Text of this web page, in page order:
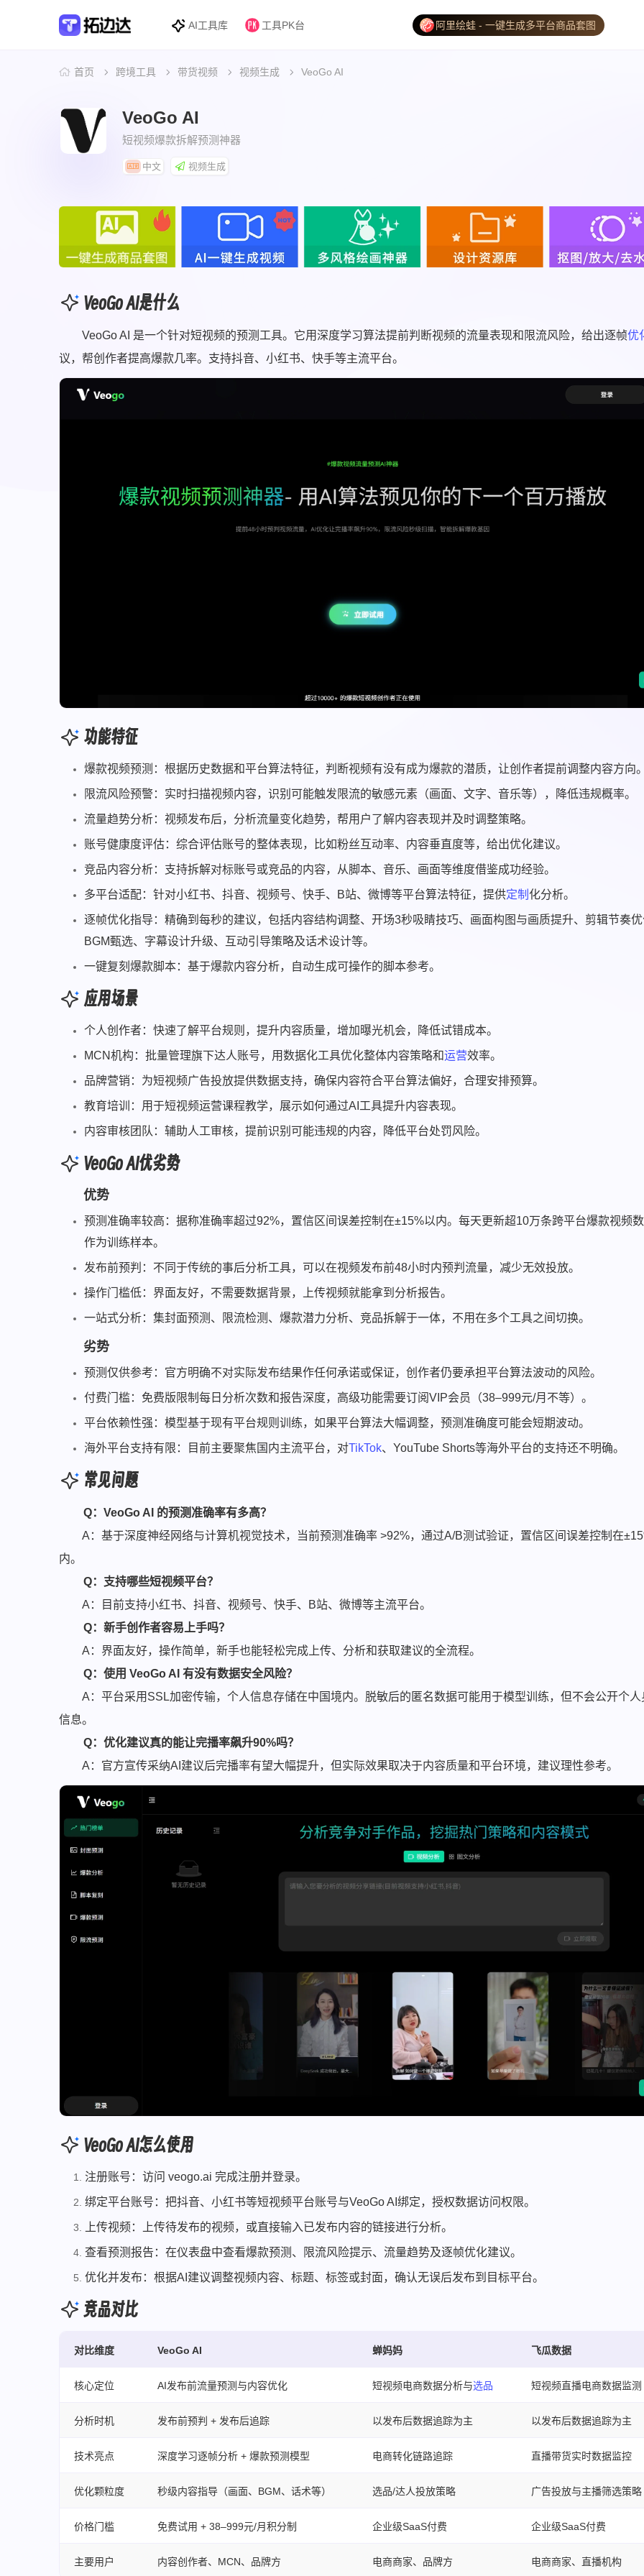
AI工具库 工具PK台 阿里绘蛙 - 一键生成多平台商品套图
首页 跨境工具 带货视频 视频生成 VeoGo AI
VeoGo AI
短视频爆款拆解预测神器
中文 视频生成
VeoGo AI是什么
VeoGo AI 是一个针对短视频的预测工具。它用深度学习算法提前判断视频的流量表现和限流风险，给出逐帧优
议，帮创作者提高爆款几率。支持抖音、小红书、快手等主流平台。
功能特征
爆款视频预测：根据历史数据和平台算法特征，判断视频有没有成为爆款的潜质，让创作者提前调整内容方向
限流风险预警：实时扫描视频内容，识别可能触发限流的敏感元素（画面、文字、音乐等），降低违规概率。
流量趋势分析：视频发布后，分析流量变化趋势，帮用户了解内容表现并及时调整策略。
账号健康度评估：综合评估账号的整体表现，比如粉丝互动率、内容垂直度等，给出优化建议。
竞品内容分析：支持拆解对标账号或竞品的内容，从脚本、音乐、画面等维度借鉴成功经验。
多平台适配：针对小红书、抖音、视频号、快手、B站、微博等平台算法特征，提供定制 化分析。
逐帧优化指导：精确到每秒的建议，包括内容结构调整、开场3秒吸睛技巧、画面构图与画质提升、剪辑节奏
BGM甄选、字幕设计升级、互动引导策略及话术设计等。
一键复刻爆款脚本：基于爆款内容分析，自动生成可操作的脚本参考。
应用场景
个人创作者：快速了解平台规则，提升内容质量，增加曝光机会，降低试错成本。
MCN机构：批量管理旗下达人账号，用数据化工具优化整体内容策略和运营效率。
品牌营销：为短视频广告投放提供数据支持，确保内容符合平台算法偏好，合理安排预算。
教育培训：用于短视频运营课程教学，展示如何通过AI工具提升内容表现。
内容审核团队：辅助人工审核，提前识别可能违规的内容，降低平台处罚风险。
VeoGo AI优劣势
优势
预测准确率较高：据称准确率超过92%，置信区间误差控制在±15%以内。每天更新超10万条跨平台爆款视频
作为训练样本。
发布前预判：不同于传统的事后分析工具，可以在视频发布前48小时内预判流量，减少无效投放。
操作门槛低：界面友好，不需要数据背景，上传视频就能拿到分析报告。
一站式分析：集封面预测、限流检测、爆款潜力分析、竞品拆解于一体，不用在多个工具之间切换。
劣势
预测仅供参考：官方明确不对实际发布结果作任何承诺或保证，创作者仍要承担平台算法波动的风险。
付费门槛：免费版限制每日分析次数和报告深度，高级功能需要订阅VIP会员（38–999元/月不等）。
平台依赖性强：模型基于现有平台规则训练，如果平台算法大幅调整，预测准确度可能会短期波动。
海外平台支持有限：目前主要聚焦国内主流平台，对TikTok、YouTube Shorts等海外平台的支持还不明确。
常见问题
Q：VeoGo AI 的预测准确率有多高？
A：基于深度神经网络与计算机视觉技术，当前预测准确率 >92%，通过A/B测试验证，置信区间误差控制在
内。
Q：支持哪些短视频平台？
A：目前支持小红书、抖音、视频号、快手、B站、微博等主流平台。
Q：新手创作者容易上手吗？
A：界面友好，操作简单，新手也能轻松完成上传、分析和获取建议的全流程。
Q：使用 VeoGo AI 有没有数据安全风险？
A：平台采用SSL加密传输，个人信息存储在中国境内。脱敏后的匿名数据可能用于模型训练，但不会公开个人
信息。
Q：优化建议真的能让完播率飙升90%吗？
A：官方宣传采纳AI建议后完播率有望大幅提升，但实际效果取决于内容质量和平台环境，建议理性参考。
VeoGo AI怎么使用
注册账号：访问 veogo.ai 完成注册并登录。
绑定平台账号：把抖音、小红书等短视频平台账号与VeoGo AI绑定，授权数据访问权限。
上传视频：上传待发布的视频，或直接输入已发布内容的链接进行分析。
查看预测报告：在仪表盘中查看爆款预测、限流风险提示、流量趋势及逐帧优化建议。
优化并发布：根据AI建议调整视频内容、标题、标签或封面，确认无误后发布到目标平台。
竞品对比
对比维度 VeoGo AI 蝉妈妈 飞瓜数据
核心定位 AI发布前流量预测与内容优化 短视频电商数据分析与选品 短视频直播电商数据监测
分析时机 发布前预判 + 发布后追踪 以发布后数据追踪为主 以发布后数据追踪为主
技术亮点 深度学习逐帧分析 + 爆款预测模型 电商转化链路追踪 直播带货实时数据监控
优化颗粒度 秒级内容指导（画面、BGM、话术等） 选品/达人投放策略 广告投放与主播筛选策略
价格门槛 免费试用 + 38–999元/月积分制 企业级SaaS付费 企业级SaaS付费
主要用户 内容创作者、MCN、品牌方 电商商家、品牌方 电商商家、直播机构